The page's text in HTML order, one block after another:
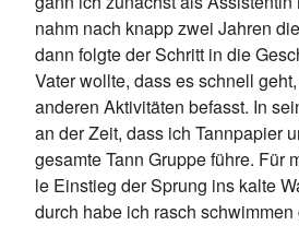
nahm nach knapp zwei Jah­ren
dann folg­te der Schritt in die
Va­ter woll­te, dass es schnell
an­de­ren Ak­ti­vi­tä­ten be­fasst. In
an der Zeit, dass ich Tann­pa­pier
ge­sam­te Tann Grup­pe füh­re. Für
le Ein­stieg der Sprung ins kal­te
durch habe ich rasch schwim­men